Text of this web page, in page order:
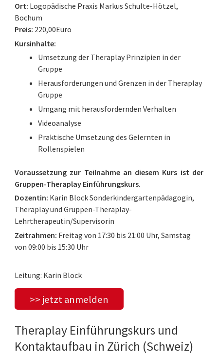
Ort: Logopädische Praxis Markus Schulte-Hötzel,
Bochum
Preis: 220,00Euro
Kursinhalte:
Umsetzung der Theraplay Prinzipien in der
Gruppe
Herausforderungen und Grenzen in der Theraplay
Gruppe
Umgang mit herausfordernden Verhalten
Videoanalyse
Praktische Umsetzung des Gelernten in
Rollenspielen
Voraussetzung zur Teilnahme an diesem Kurs ist der
Gruppen-Theraplay Einführungskurs.
Dozentin: Karin Block Sonderkindergartenpädagogin,
Theraplay und Gruppen-Theraplay-
Lehrtherapeutin/Supervisorin
Zeitrahmen: Freitag von 17:30 bis 21:00 Uhr, Samstag
von 09:00 bis 15:30 Uhr
Leitung: Karin Block
>> jetzt anmelden
Theraplay Einführungskurs und
Kontaktaufbau in Zürich (Schweiz)